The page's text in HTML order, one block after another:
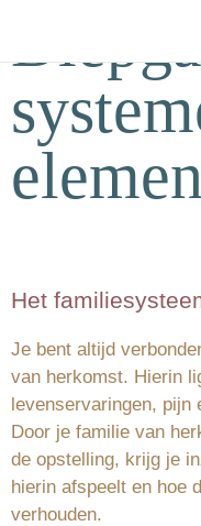
Het
Je bent altijd
van herkomst. Hierin
levenservaringen, pijn
Door je familie van
de opstelling, krijg je
hierin afspeelt en hoe
verhouden.